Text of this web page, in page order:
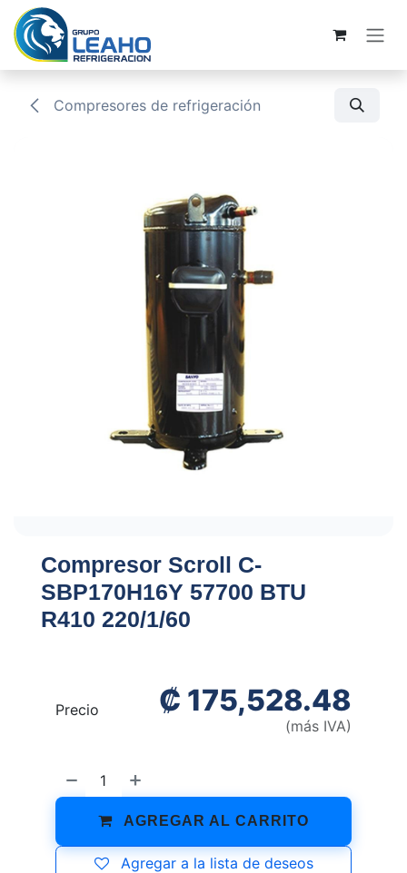
Ir al contenido
Compresores de refrigeración
Compresor Scroll C-
SBP170H16Y 57700 BTU
R410 220/1/60
AGREGAR AL CARRITO
Agregar a la lista de deseos
Precio ₡ 175,528.48
(más IVA)